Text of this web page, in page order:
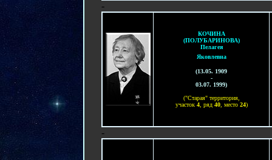
-
КОЧИНА
(ПОЛУБАРИНОВА)
Пелагея
Яковлевна
(13.05. 1909
-
03.07. 1999)
("Старая" территория,
участок 4, ряд 40, место 24)
-